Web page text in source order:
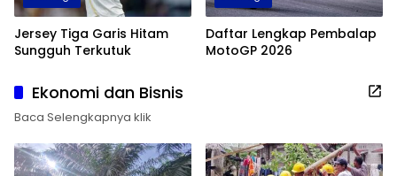
Jersey Tiga Garis Hitam
Sungguh Terkutuk
Daftar Lengkap Pembalap
MotoGP 2026
Ekonomi dan Bisnis
Baca Selengkapnya klik